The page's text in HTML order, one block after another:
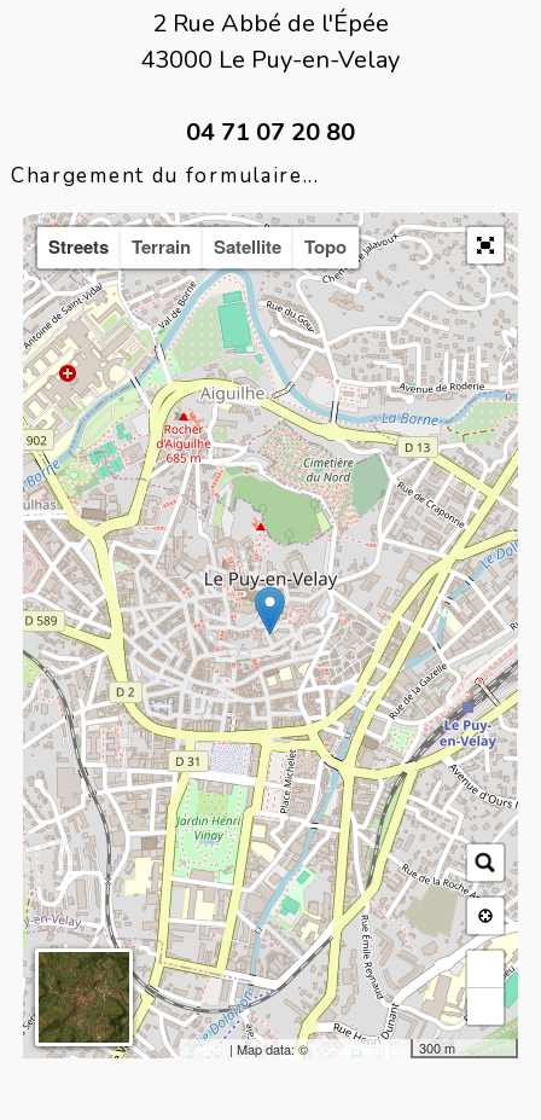
2 Rue Abbé de l'Épée
43000 Le Puy-en-Velay
04 71 07 20 80
Chargement du formulaire...
Streets Terrain Satellite Topo
300 m
Leaflet | Map data: © OpenStreetMap